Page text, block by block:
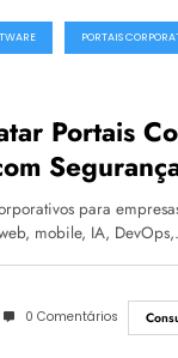
PORTAIS
Portais
para
mobile, IA,
0 Comentários